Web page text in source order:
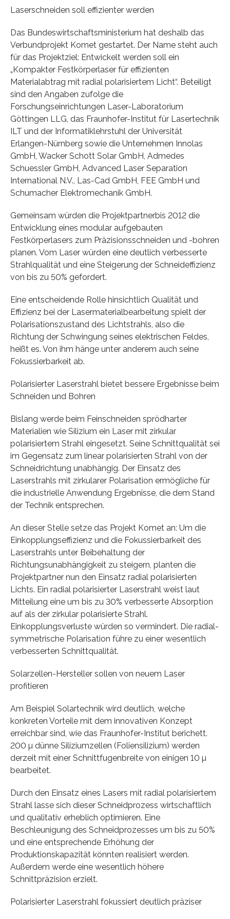
Laserschneiden soll effizienter werden
Das Bundeswirtschaftsministerium hat deshalb das
Verbundprojekt Komet gestartet. Der Name steht auch
für das Projektziel: Entwickelt werden soll ein
„Kompakter Festkörperlaser für effizienten
Materialabtrag mit radial polarisiertem Licht“. Beteiligt
sind den Angaben zufolge die
Forschungseinrichtungen Laser-Laboratorium
Göttingen LLG, das Fraunhofer-Institut für Lasertechnik
ILT und der Informatiklehrstuhl der Universität
Erlangen-Nürnberg sowie die Unternehmen Innolas
GmbH, Wacker Schott Solar GmbH, Admedes
Schuessler GmbH, Advanced Laser Separation
International N.V., Las-Cad GmbH, FEE GmbH und
Schumacher Elektromechanik GmbH.
Gemeinsam würden die Projektpartnerbis 2012 die
Entwicklung eines modular aufgebauten
Festkörperlasers zum Präzisionsschneiden und -bohren
planen. Vom Laser würden eine deutlich verbesserte
Strahlqualität und eine Steigerung der Schneideffizienz
von bis zu 50% gefordert.
Eine entscheidende Rolle hinsichtlich Qualität und
Effizienz bei der Lasermaterialbearbeitung spielt der
Polarisationszustand des Lichtstrahls, also die
Richtung der Schwingung seines elektrischen Feldes,
heißt es. Von ihm hänge unter anderem auch seine
Fokussierbarkeit ab.
Polarisierter Laserstrahl bietet bessere Ergebnisse beim
Schneiden und Bohren
Bislang werde beim Feinschneiden sprödharter
Materialien wie Silizium ein Laser mit zirkular
polarisiertem Strahl eingesetzt. Seine Schnittqualität sei
im Gegensatz zum linear polarisierten Strahl von der
Schneidrichtung unabhängig. Der Einsatz des
Laserstrahls mit zirkularer Polarisation ermögliche für
die industrielle Anwendung Ergebnisse, die dem Stand
der Technik entsprechen.
An dieser Stelle setze das Projekt Komet an: Um die
Einkopplungseffizienz und die Fokussierbarkeit des
Laserstrahls unter Beibehaltung der
Richtungsunabhängigkeit zu steigern, planten die
Projektpartner nun den Einsatz radial polarisierten
Lichts. Ein radial polarisierter Laserstrahl weist laut
Mitteilung eine um bis zu 30% verbesserte Absorption
auf als der zirkular polarisierte Strahl.
Einkopplungsverluste würden so vermindert. Die radial-
symmetrische Polarisation führe zu einer wesentlich
verbesserten Schnittqualität.
Solarzellen-Hersteller sollen von neuem Laser
profitieren
Am Beispiel Solartechnik wird deutlich, welche
konkreten Vorteile mit dem innovativen Konzept
erreichbar sind, wie das Fraunhofer-Institut berichett.
200 µ dünne Siliziumzellen (Foliensilizium) werden
derzeit mit einer Schnittfugenbreite von einigen 10 µ
bearbeitet.
Durch den Einsatz eines Lasers mit radial polarisiertem
Strahl lasse sich dieser Schneidprozess wirtschaftlich
und qualitativ erheblich optimieren. Eine
Beschleunigung des Schneidprozesses um bis zu 50%
und eine entsprechende Erhöhung der
Produktionskapazität könnten realisiert werden.
Außerdem werde eine wesentlich höhere
Schnittpräzision erzielt.
Polarisierter Laserstrahl fokussiert deutlich präziser